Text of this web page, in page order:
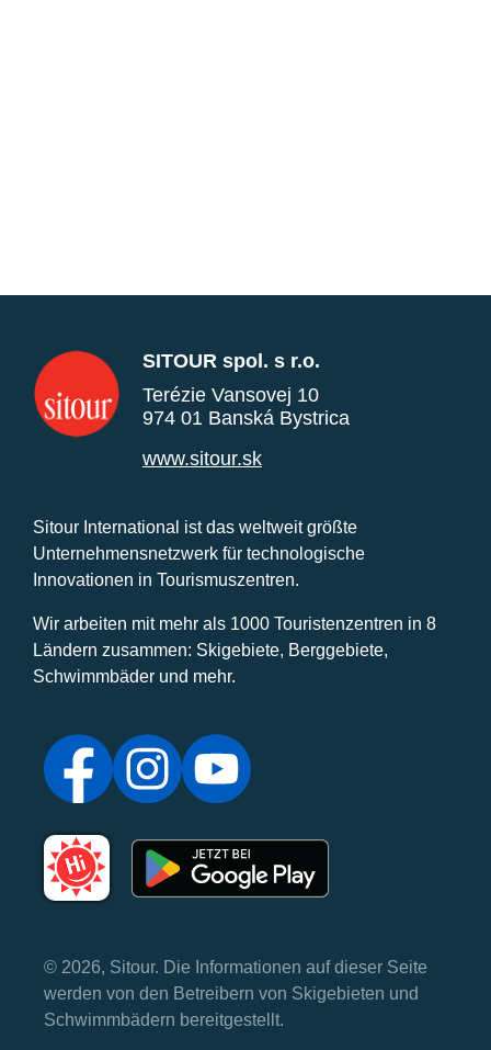
SITOUR spol. s r.o.
Terézie Vansovej 10
974 01 Banská Bystrica
www.sitour.sk
Sitour International ist das weltweit größte
Unternehmensnetzwerk für technologische
Innovationen in Tourismuszentren.
Wir arbeiten mit mehr als 1000 Touristenzentren in 8
Ländern zusammen: Skigebiete, Berggebiete,
Schwimmbäder und mehr.
© 2026, Sitour. Die Informationen auf dieser Seite
werden von den Betreibern von Skigebieten und
Schwimmbädern bereitgestellt.